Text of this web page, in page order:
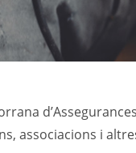
associacions i